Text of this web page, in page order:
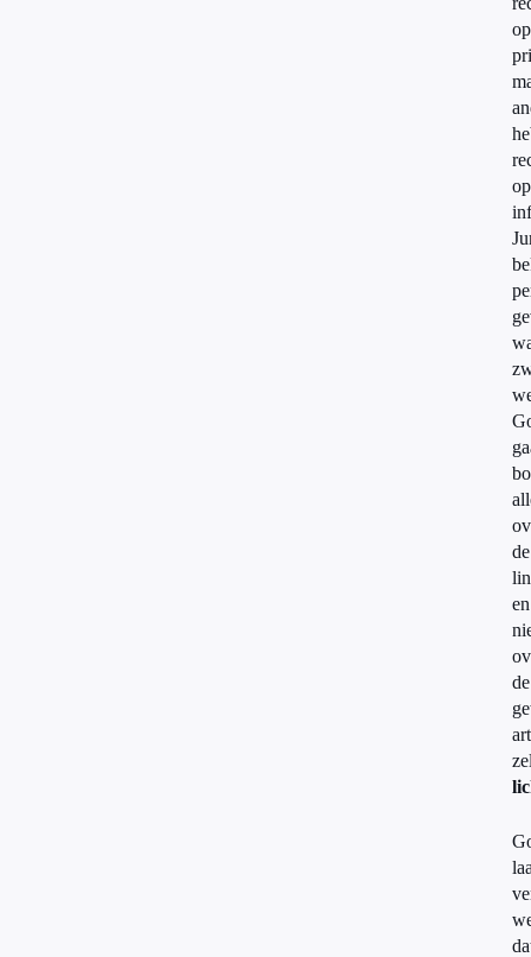
op
op
de
en
de